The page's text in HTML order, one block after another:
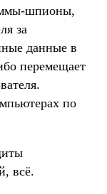
шпионы,
за
данные в
перемещает
по
всё.